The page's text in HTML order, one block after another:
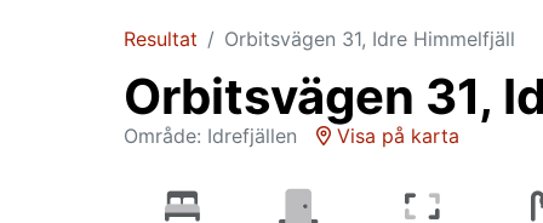
Resultat Orbitsvägen 31, Idre Himmelfjäll
Orbitsvägen 31,
Område: Idrefjällen Visa på karta